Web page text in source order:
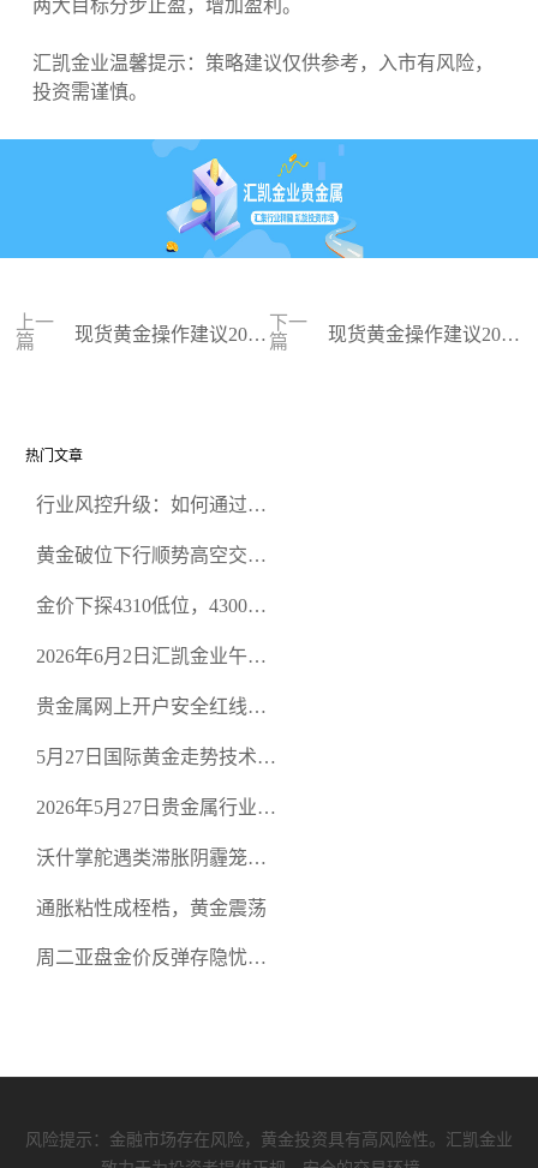
两大目标分步止盈，增加盈利。
汇凯金业温馨提示：策略建议仅供参考，入市有风险，
投资需谨慎。
上一
篇
现货黄金操作建议2023
下一
篇
现货黄金操作建议2023
热门文章
行业风控升级：如何通过正
规黄金开户交易平台？
黄金破位下行顺势高空交易
金价下探4310低位，4300关
2026年6月2日汇凯金业午盘
空头清算算法如何布防？
贵金属网上开户安全红线：
恶意洗盘陷阱
5月27日国际黄金走势技术盘
规黄金平台全方位行情解析
2026年5月27日贵金属行业新
正规贵金属开户平台迎开户
热潮
沃什掌舵遇类滞胀阴霾笼
通胀粘性成桎梏，黄金震荡
周二亚盘金价反弹存隐忧，
风险提示：金融市场存在风险，黄金投资具有高风险性。汇凯金业